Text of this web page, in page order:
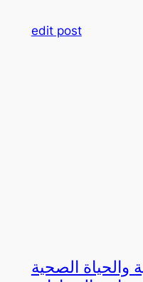
edit post
والحياة الصحية